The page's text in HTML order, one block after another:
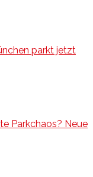
parkt jetzt
Parkchaos? Neue